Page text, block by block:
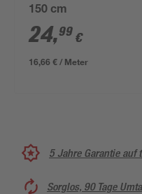
150 cm
24,99 €
16,66 € / Meter
5 Jahre Garantie auf
Sorglos, 90 Tage